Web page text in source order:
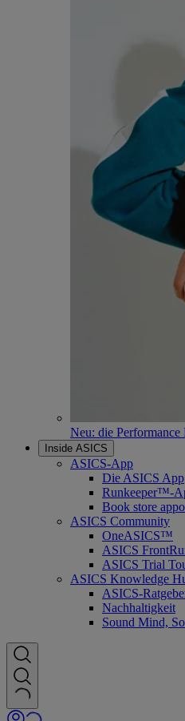
Neu: die
Inside ASICS
ASICS-App
Die ASICS App
Runkeeper™-
Book store
ASICS Community
OneASICS™
ASICS
ASICS Trial
ASICS Knowledge
ASICS-
Nachhaltigkeit
Sound Mind,